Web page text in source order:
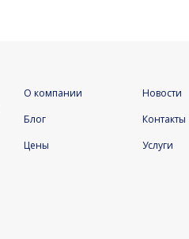
О компании
Блог
Цены
Новости
Контакты
Услуги